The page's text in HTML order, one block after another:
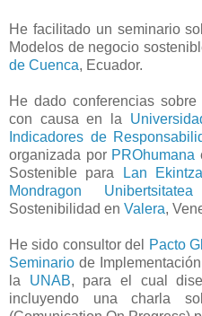
He facilitado un seminario
Modelos de negocio
de Cuenca, Ecuador.
He dado conferencias
con causa en la
Indicadores de
organizada por PROhumana
Sostenible para
Lan Ekintza
Mondragon Unibertsitatea
Sostenibilidad en Valera,
He sido consultor del Pacto
Seminario de
la UNAB, para el cual
incluyendo una charla